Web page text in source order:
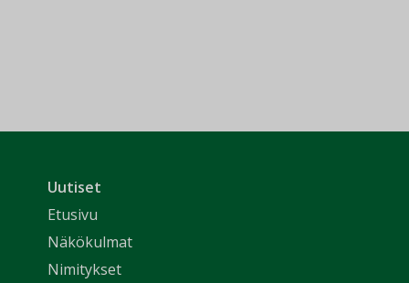
Uutiset
Etusivu
Näkökulmat
Nimitykset